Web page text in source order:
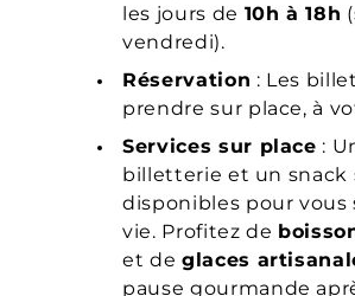
les jours de 10h à 18h
vendredi).
Réservation : Les
prendre sur place, à
Services sur place :
billetterie et un snack
disponibles pour vous
vie. Profitez de
et deglaces
pause gourmande